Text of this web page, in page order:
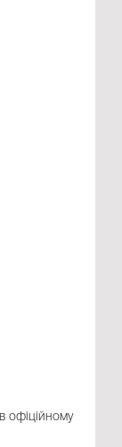
офіційному